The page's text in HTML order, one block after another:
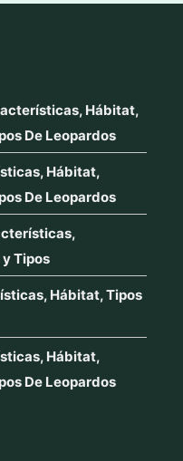
Hábitat,
De Leopardos
Hábitat,
De Leopardos
Tipos
Hábitat, Tipos
Hábitat,
De Leopardos